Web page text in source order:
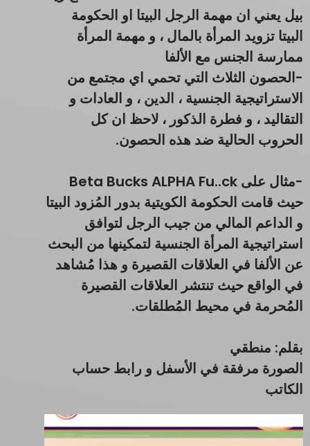
بيل يعني ان مهمة الرجل البيتا او الحكومة
البيتا تزويد المرأة بالمال ، و مهمة المرأة
ممارسة الجنس مع الألفا
-الحصون الثلاث التي تحمي اي مجتمع من
الاستراتيجية الجنسية ، الدين ، و العادات و
التقاليد ، و فطرة الذكور ، لاحظ ان كل
الحروب الحالية ضد هذه الحصون.
-مثال على Beta Bucks ALPHA Fu..ck
حيث قامت الحكومة الكويتية بدور المُزود البيتا
و الداعم المالي من جيب الرجل لتوافق
استراتيجية المرأة الجنسية لتمكينها من البحث
عن الألفا في العلاقات القصيرة و هذا مُشاهد
في الواقع حيث تنتشر العلاقات القصيرة
المُحرمة في محيط المُطلقات.
بقلم: منطقي
الصورة مرفقة في الأسفل و رابط حساب
الكاتب